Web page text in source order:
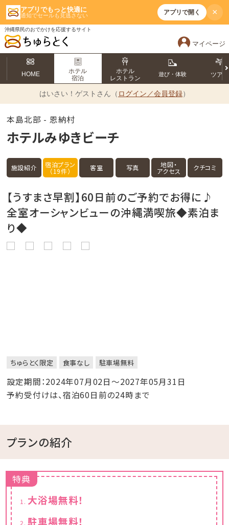
アプリでもっと快適に
通知でセールも見逃さない アプリで開く ×
沖縄県民のおでかけを応援するサイト
マイページ
HOME
ホテル
宿泊
ホテル
レストラン
遊び・体験 ツアー
はいさい！ ゲストさん（ ログイン／会員登録）
本島北部 - 恩納村
ホテルみゆきビーチ
施設紹介 宿泊プラン
（19件） 客室 写真 地図・
アクセス クチコミ
【うすまさ早割】60日前のご予約でお得に♪
全室オーシャンビューの沖縄満喫旅◆素泊ま
り◆
ちゅらとく限定 食事なし 駐車場無料
設定期間：2024年07月02日～2027年05月31日
予約受付けは、宿泊60日前の24時まで
プランの紹介
特典
大浴場無料！
駐車場無料！